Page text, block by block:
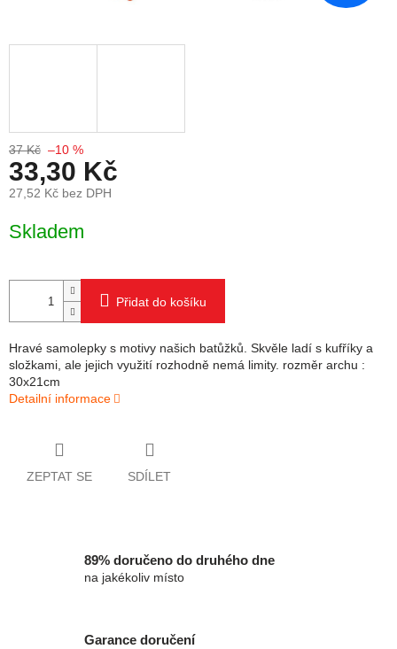
37 Kč –10 %
33,30 Kč
27,52 Kč bez DPH
Skladem
Přidat do košíku
Hravé samolepky s motivy našich batůžků. Skvěle ladí s kufříky a
složkami, ale jejich využití rozhodně nemá limity. rozměr archu :
30x21cm
Detailní informace
ZEPTAT SE SDÍLET
89% doručeno do druhého dne
na jakékoliv místo
Garance doručení